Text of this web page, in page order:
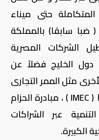
المتكاملة حتى ميناء
ضبا سابقا) بالمملكة
الشركات المصرية
دول الخليج فضلاً عن
مثل الممر التجارى
الهند / الخليج / أوروبا / أمريكا ( IMEC ) ، مبادرة الحزام
عبر الشراكات
الكبيرة.